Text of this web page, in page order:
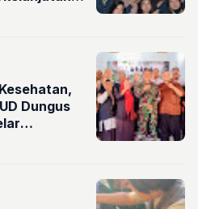
Tanah
Dungus